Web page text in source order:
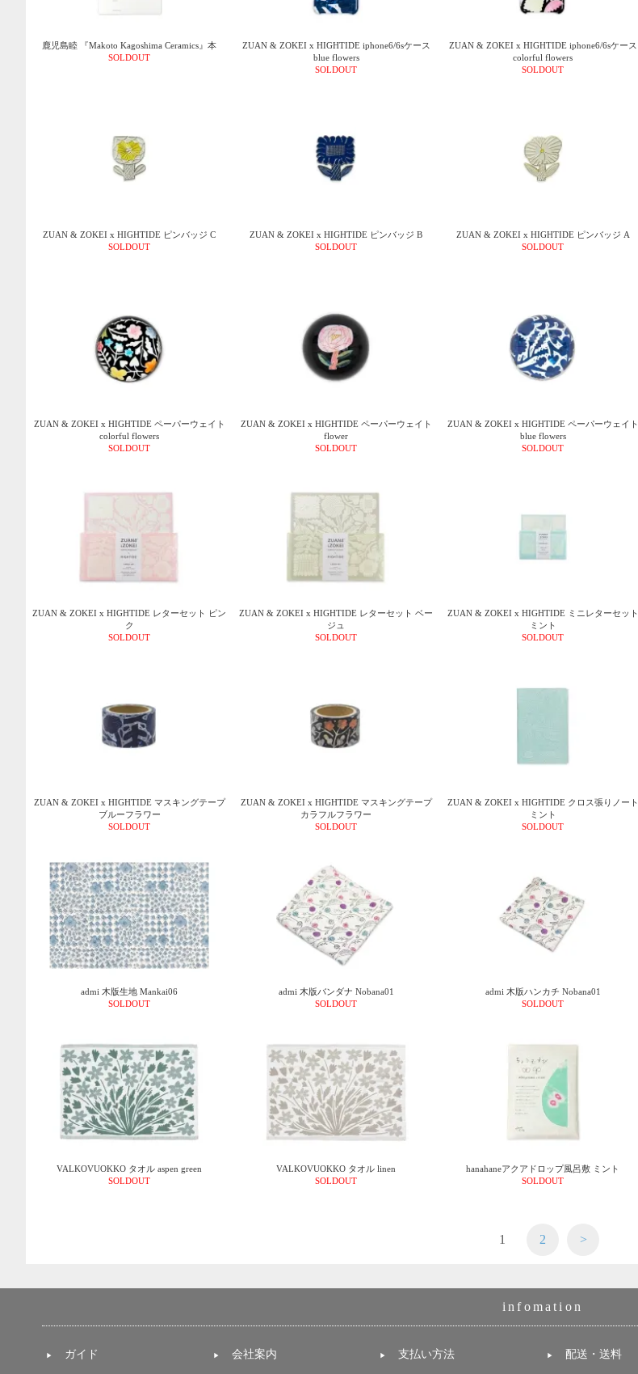
鹿児島睦 『Makoto Kagoshima Ceramics』本
SOLDOUT
ZUAN & ZOKEI x HIGHTIDE iphone6/6sケース
blue flowers
SOLDOUT
ZUAN & ZOKEI x HIGHTIDE iphone6/6sケース
colorful flowers
SOLDOUT
ZUAN & ZOKEI x HIGHTIDE ピンバッジ C
SOLDOUT
ZUAN & ZOKEI x HIGHTIDE ピンバッジ B
SOLDOUT
ZUAN & ZOKEI x HIGHTIDE ピンバッジ A
SOLDOUT
ZUAN & ZOKEI x HIGHTIDE ペーパーウェイト
colorful flowers
SOLDOUT
ZUAN & ZOKEI x HIGHTIDE ペーパーウェイト
flower
SOLDOUT
ZUAN & ZOKEI x HIGHTIDE ペーパーウェイト
blue flowers
SOLDOUT
ZUAN & ZOKEI x HIGHTIDE レターセット ピン
ク
SOLDOUT
ZUAN & ZOKEI x HIGHTIDE レターセット ベー
ジュ
SOLDOUT
ZUAN & ZOKEI x HIGHTIDE ミニレターセット
ミント
SOLDOUT
ZUAN & ZOKEI x HIGHTIDE マスキングテープ
ブルーフラワー
SOLDOUT
ZUAN & ZOKEI x HIGHTIDE マスキングテープ
カラフルフラワー
SOLDOUT
ZUAN & ZOKEI x HIGHTIDE クロス張りノート
ミント
SOLDOUT
admi 木版生地 Mankai06
SOLDOUT
admi 木版バンダナ Nobana01
SOLDOUT
admi 木版ハンカチ Nobana01
SOLDOUT
VALKOVUOKKO タオル aspen green
SOLDOUT
VALKOVUOKKO タオル linen
SOLDOUT
hanahaneアクアドロップ風呂敷 ミント
SOLDOUT
1 2 >
infomation
ガイド 会社案内 支払い方法 配送・送料